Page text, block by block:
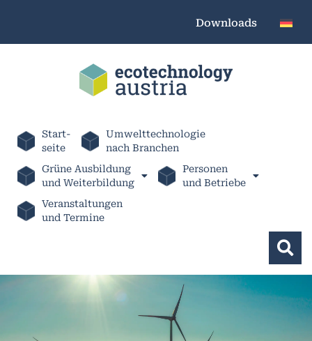
Downloads
Start-
seite
Umwelttechnologie
nach Branchen
Grüne Ausbildung
und Weiterbildung
Personen
und Betriebe
Veranstaltungen
und Termine